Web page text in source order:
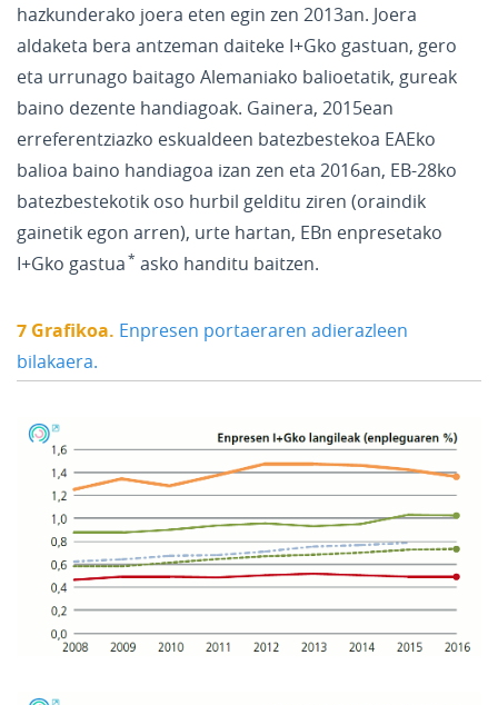
hazkunderako joera eten egin zen 2013an. Joera
aldaketa bera antzeman daiteke I+Gko gastuan, gero
eta urrunago baitago Alemaniako balioetatik, gureak
baino dezente handiagoak. Gainera, 2015ean
erreferentziazko eskualdeen batezbestekoa EAEko
balioa baino handiagoa izan zen eta 2016an, EB-28ko
batezbestekotik oso hurbil gelditu ziren (oraindik
gainetik egon arren), urte hartan, EBn enpresetako
I+Gko gastua
asko handitu baitzen.
7 Grafikoa. Enpresen portaeraren adierazleen
bilakaera.